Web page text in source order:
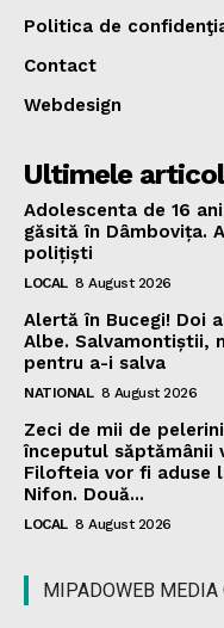
Politica de
Contact
Webdesign
Ultimele
Adolescenta de 16
găsită în Dâmbovița.
polițiști
LOCAL 8 August 2026
Alertă în Bucegi! Doi
Albe. Salvamontiștii,
pentru a-i salva
NATIONAL 8 August 2026
Zeci de mii de
începutul săptămânii
Filofteia vor fi aduse
Nifon. Două...
LOCAL 8 August 2026
MIPADOWEB MEDIA